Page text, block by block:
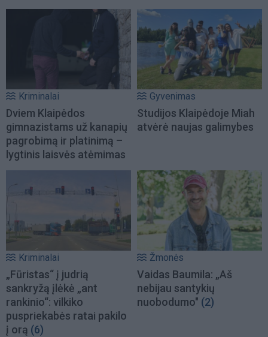
Kriminalai
Dviem Klaipėdos
gimnazistams už kanapių
pagrobimą ir platinimą –
lygtinis laisvės atėmimas
Gyvenimas
Studijos Klaipėdoje Miah
atvėrė naujas galimybes
Kriminalai
„Fūristas“ į judrią
sankryžą įlėkė „ant
rankinio“: vilkiko
puspriekabės ratai pakilo
į orą (6)
Žmonės
Vaidas Baumila: „Aš
nebijau santykių
nuobodumo" (2)